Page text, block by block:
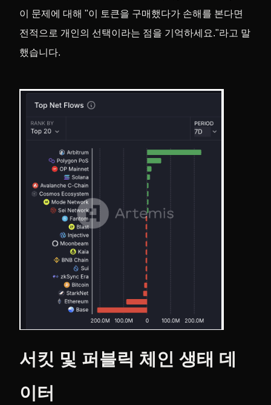
이 문제에 대해 "이 토큰을 구매했다가 손해를 본다면
전적으로 개인의 선택이라는 점을 기억하세요."라고 말
했습니다.
서킷 및 퍼블릭 체인 생태 데
이터